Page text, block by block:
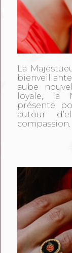
La
aube
loyale, la
présente
autour
compassion.